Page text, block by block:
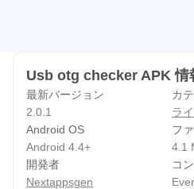
Usb otg checker APK 情
最新バージョン
2.0.1
カ
ラ
Android OS
Android 4.4+
フ
4.1
開発者
Nextappsgen
コ